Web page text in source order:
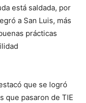
está saldada, por
a San Luis, más
prácticas
que se logró
que pasaron de TIE